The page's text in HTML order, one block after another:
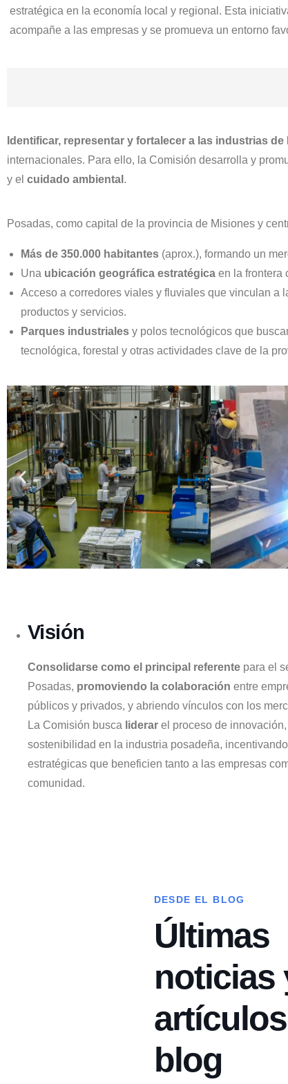
estratégica en la economía local y regional. Esta
acompañe a las empresas y se promueva un entorno
Identificar, representar y fortalecer a las industrias de
internacionales. Para ello, la Comisión desarrolla y
y el cuidado ambiental .
Posadas, como capital de la provincia de Misiones y
Más de 350.000 habitantes (aprox.), formando un
Una ubicación geográfica estratégica en la frontera
Acceso a corredores viales y fluviales que vinculan a
productos y servicios.
Parques industriales y polos tecnológicos que
tecnológica, forestal y otras actividades clave de la
Visión
Consolidarse como el principal referente para el
Posadas, promoviendo la colaboración entre
públicos y privados, y abriendo vínculos con los
La Comisión busca liderar el proceso de
sostenibilidad en la industria posadeña,
estratégicas que beneficien tanto a las empresas
comunidad.
DESDE EL BLOG
Últimas
noticias
blog